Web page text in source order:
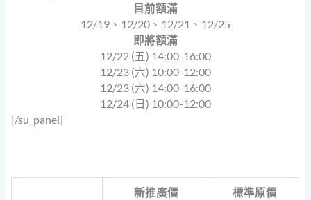
目前額滿
12/19、12/20、12/21、12/25
即將額滿
12/22 (五) 14:00-16:00
12/23 (六) 10:00-12:00
12/23 (六) 14:00-16:00
12/24 (日) 10:00-12:00
[/su_panel]
新推廣價 標準原價